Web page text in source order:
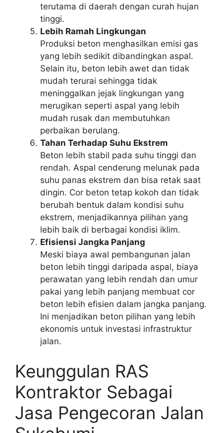
terutama di daerah dengan curah hujan
tinggi.
Lebih Ramah Lingkungan
Produksi beton menghasilkan emisi gas
yang lebih sedikit dibandingkan aspal.
Selain itu, beton lebih awet dan tidak
mudah terurai sehingga tidak
meninggalkan jejak lingkungan yang
merugikan seperti aspal yang lebih
mudah rusak dan membutuhkan
perbaikan berulang.
Tahan Terhadap Suhu Ekstrem
Beton lebih stabil pada suhu tinggi dan
rendah. Aspal cenderung melunak pada
suhu panas ekstrem dan bisa retak saat
dingin. Cor beton tetap kokoh dan tidak
berubah bentuk dalam kondisi suhu
ekstrem, menjadikannya pilihan yang
lebih baik di berbagai kondisi iklim.
Efisiensi Jangka Panjang
Meski biaya awal pembangunan jalan
beton lebih tinggi daripada aspal, biaya
perawatan yang lebih rendah dan umur
pakai yang lebih panjang membuat cor
beton lebih efisien dalam jangka panjang.
Ini menjadikan beton pilihan yang lebih
ekonomis untuk investasi infrastruktur
jalan.
Keunggulan RAS
Kontraktor Sebagai
Jasa Pengecoran Jalan